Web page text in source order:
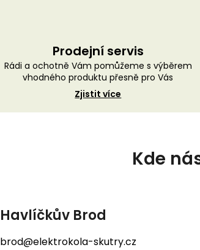
Prodejní servis
Rádi a ochotně Vám pomůžeme s výběrem
vhodného produktu přesně pro Vás
Zjistit více
Kde
Havlíčkův Brod
brod@elektrokola-skutry.cz